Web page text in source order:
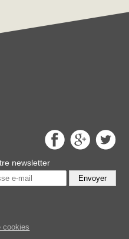
newsletter
Envoyer
cookies